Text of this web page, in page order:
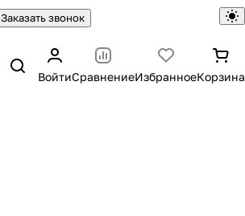
Заказать звонок
ВойтиСравнениеИзбранноеКорзина